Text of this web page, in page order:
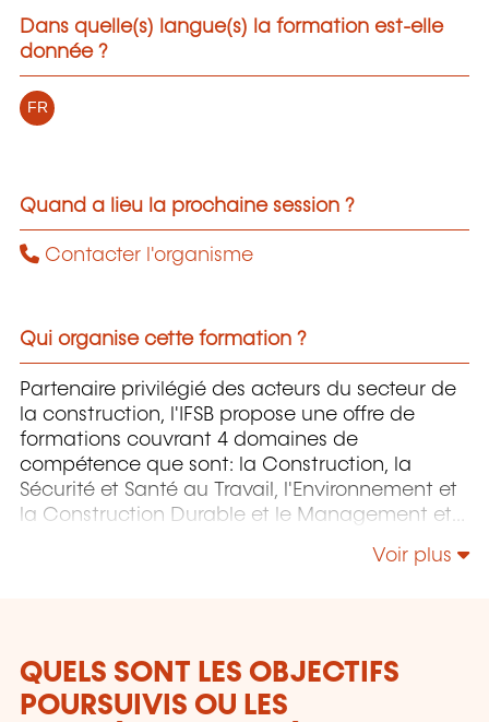
Dans quelle(s) langue(s) la formation est-elle
donnée ?
FR
Quand a lieu la prochaine session ?
Contacter l'organisme
Qui organise cette formation ?
Partenaire privilégié des acteurs du secteur de
la construction, l'IFSB propose une offre de
formations couvrant 4 domaines de
compétence que sont: la Construction, la
Sécurité et Santé au Travail, l'Environnement et
la Construction Durable et le Management et
Voir plus
QUELS SONT LES OBJECTIFS
POURSUIVIS OU LES